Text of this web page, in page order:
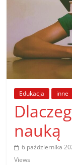
–
te
Porady
praktyczne
porady
Edukacja inne
nauką
6 października
Views